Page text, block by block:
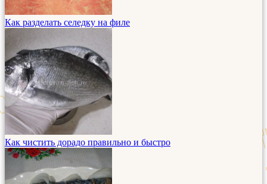
Как разделать селедку на филе
Как чистить дорадо правильно и быстро